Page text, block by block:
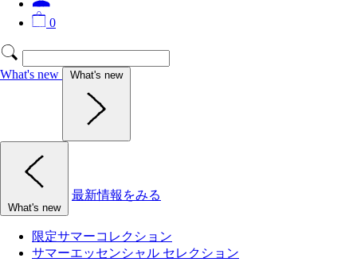
0
What's new What's new
What's new
最新情報をみる
限定サマーコレクション
サマーエッセンシャル セレクション